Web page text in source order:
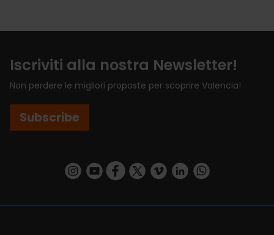
Iscriviti alla nostra Newsletter!
Non perdere le migliori proposte per scoprire Valencia!
Subscribe
https://www.instagram.com/visit_valencia/
https://www.youtube.com/user/
https://www.facebook.com/
https://twitter.com/VisitaValencia
https://vimeo.com/
https://www.linkedin.com/company/turismo-valencia/https://api.whatsapp.com/send/